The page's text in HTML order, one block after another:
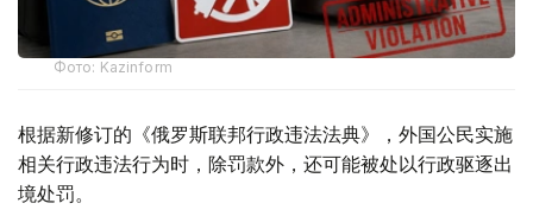
Фото: Kazinform
根据新修订的《俄罗斯联邦行政违法法典》，外国公民实施
相关行政违法行为时，除罚款外，还可能被处以行政驱逐出
境处罚。